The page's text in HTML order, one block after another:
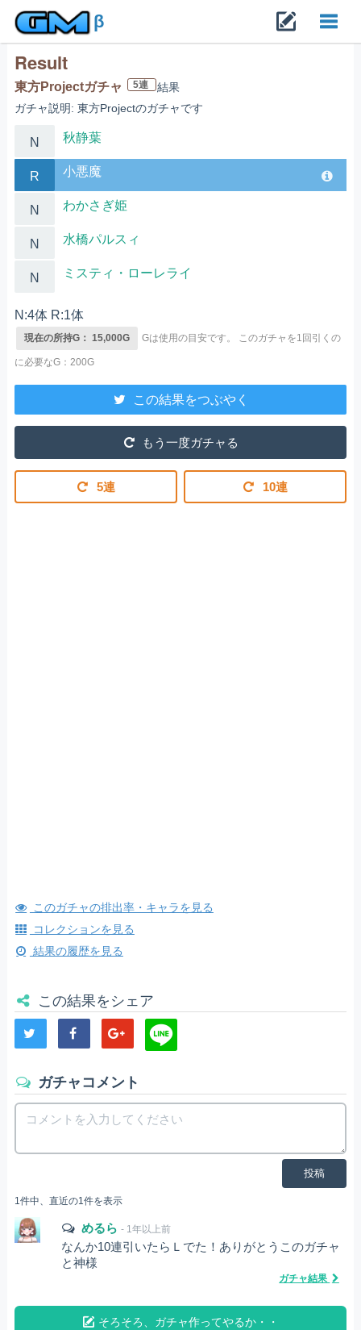
β
Result
東方Projectガチャ 5連
結果
ガチャ説明: 東方Projectのガチャです
N 秋静葉
R 小悪魔
N わかさぎ姫
N 水橋パルスィ
N ミスティ・ローレライ
N:4体 R:1体
現在の所持G： 15,000G Gは使用の目安です。 このガチャを1回引くの
に必要なG：200G
この結果をつぶやく
もう一度ガチャる
5連 10連
このガチャの排出率・キャラを見る
コレクションを見る
結果の履歴を見る
この結果をシェア
ガチャコメント
投稿
1件中、直近の1件を表示
めるら - 1年以上前
なんか10連引いたらＬでた！ありがとうこのガチャ
と神様
ガチャ結果
そろそろ、ガチャ作ってやるか・・